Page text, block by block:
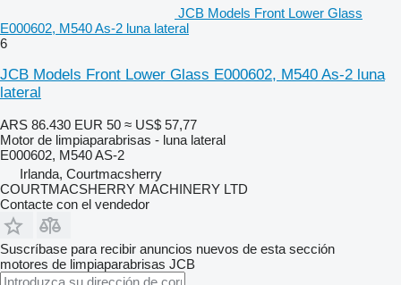
JCB Models Front Lower Glass
E000602, M540 As-2 luna lateral
6
JCB Models Front Lower Glass E000602, M540 As-2 luna
lateral
ARS 86.430 EUR 50 ≈ US$ 57,77
Motor de limpiaparabrisas - luna lateral
E000602, M540 AS-2
Irlanda, Courtmacsherry
COURTMACSHERRY MACHINERY LTD
Contacte con el vendedor
Suscríbase para recibir anuncios nuevos de esta sección
motores de limpiaparabrisas JCB